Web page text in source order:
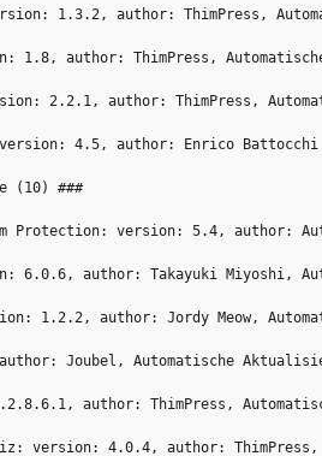
1.3.2, author: ThimPress,
1.8, author: ThimPress,
2.2.1, author: ThimPress,
4.5, author: Enrico Battocchi
(10) ###
Protection: version: 5.4, author:
6.0.6, author: Takayuki Miyoshi,
1.2.2, author: Jordy Meow,
Joubel, Automatische
author: ThimPress,
version: 4.0.4, author: